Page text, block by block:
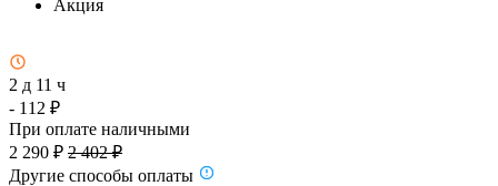
Акция
2 д 11 ч
- 112 ₽
При оплате наличными
2 290 ₽ 2 402 ₽
Другие способы оплаты